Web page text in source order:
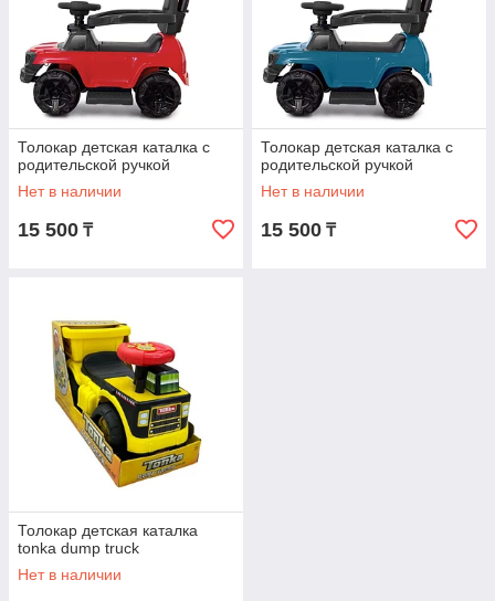
Толокар детская каталка с
родительской ручкой
Нет в наличии
15 500 ₸
Толокар детская каталка с
родительской ручкой
Нет в наличии
15 500 ₸
Толокар детская каталка
tonka dump truck
Нет в наличии